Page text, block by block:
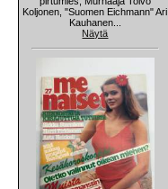
Koljonen, "Suomen Eichmann" Ari
Kauhanen...
Näytä